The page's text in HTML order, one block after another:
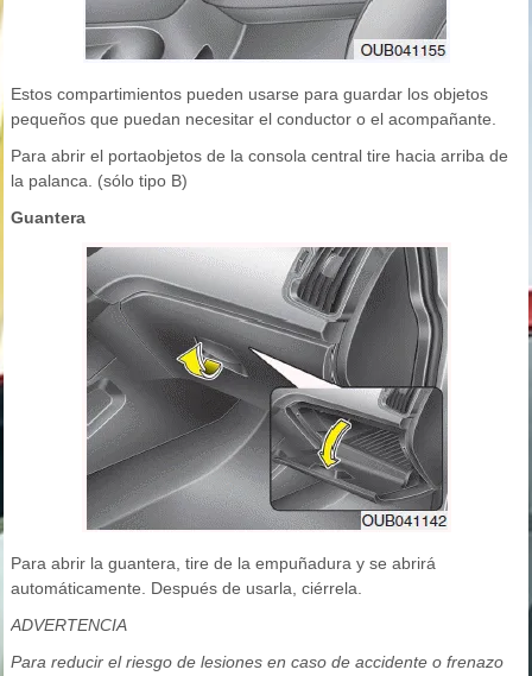
Estos compartimientos pueden usarse para guardar los objetos
pequeños que puedan necesitar el conductor o el acompañante.
Para abrir el portaobjetos de la consola central tire hacia arriba de
la palanca. (sólo tipo B)
Guantera
Para abrir la guantera, tire de la empuñadura y se abrirá
automáticamente. Después de usarla, ciérrela.
ADVERTENCIA
Para reducir el riesgo de lesiones en caso de accidente o frenazo